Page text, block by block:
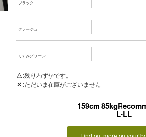
ブラック
グレージュ
くすみグリーン
△ 残りわずかです。
✕ ただいま在庫がございません
159cm
L-LL